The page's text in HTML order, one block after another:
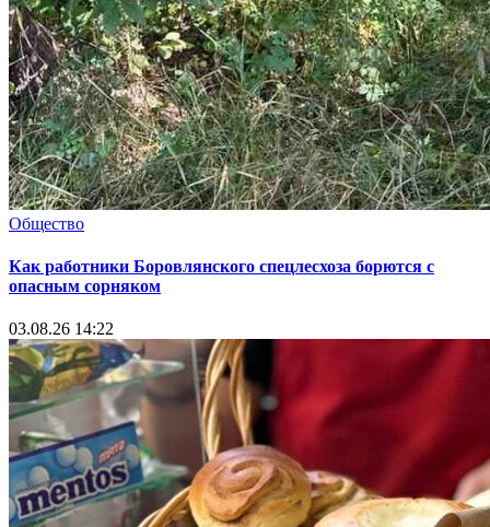
Общество
Как работники Боровлянского спецлесхоза борются с
опасным сорняком
03.08.26 14:22